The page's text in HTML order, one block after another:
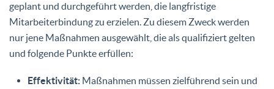
geplant und durchgeführt werden, die langfristige
Mitarbeiterbindung zu erzielen. Zu diesem Zweck werden
nur jene Maßnahmen ausgewählt, die als qualifiziert gelten
und folgende Punkte erfüllen:
Effektivität: Maßnahmen müssen zielführend sein und